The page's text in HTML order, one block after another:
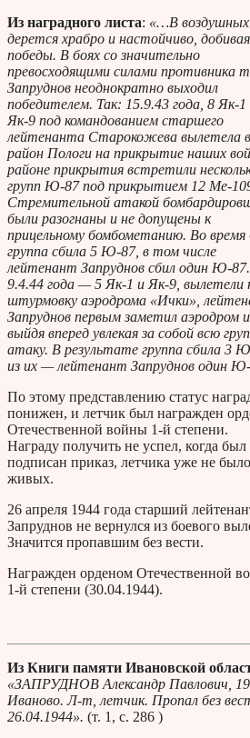
Из наградного листа: «…В воздушных
дерется храбро и настойчиво,
победы. В боях со значительно
превосходящими силами противника
Запруднов неоднократно выходил
победителем. Так: 15.9.43 года, 8 Як-1
Як-9 под командованием старшего
лейтенанта Старокожева вылетела в
район Пологи на прикрытие наших
районе прикрытия встретили
групп Ю-87 под прикрытием 12 Ме-
Стремительной атакой
были разогнаны и не допущены к
прицельному бомбометанию. Во время
группа сбила 5 Ю-87, в том числе
лейтенант Запруднов сбил один Ю-87.
9.4.44 года — 5 Як-1 и Як-9, вылетели
штурмовку аэродрома «Ички»,
Запруднов первым заметил аэродром и
выйдя вперед увлекая за собой всю
атаку. В результате группа сбила 3
из их — лейтенант Запруднов один
По этому представлению статус
понижен, и летчик был награжден
Отечественной войны 1-й степени.
Награду получить не успел, когда был
подписан приказ, летчика уже не
живых.
26 апреля 1944 года старший
Запруднов не вернулся из боевого
Значится пропавшим без вести.
Награжден орденом Отечественной
1-й степени (30.04.1944).
Из Книги памяти Ивановской
«ЗАПРУДНОВ Александр Павлович,
Иваново. Л-т, летчик. Пропал без
26.04.1944». (т. 1, с. 286 )